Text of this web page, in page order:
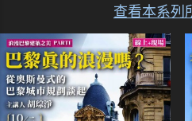
查看本系列